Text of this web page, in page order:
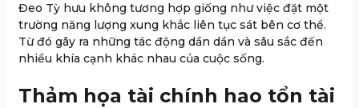
Đeo Tỳ hưu không tương hợp giống như việc đặt một
trường năng lượng xung khắc liên tục sát bên cơ thể.
Từ đó gây ra những tác động dần dần và sâu sắc đến
nhiều khía cạnh khác nhau của cuộc sống.
Thảm họa tài chính hao tổn tài